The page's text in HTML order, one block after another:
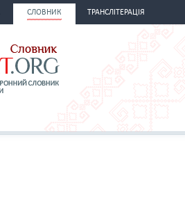
СЛОВНИК ТРАНСЛІТЕРАЦІЯ